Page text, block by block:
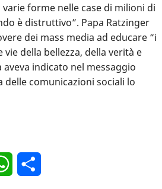
forme nelle case di milioni di
è distruttivo”. Papa Ratzinger
dei mass media ad educare “i
della bellezza, della verità e
indicato nel messaggio
comunicazioni sociali lo
WhatsApp